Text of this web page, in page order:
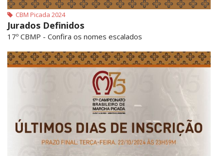
CBM Picada 2024
Jurados Definidos
17º CBMP - Confira os nomes escalados